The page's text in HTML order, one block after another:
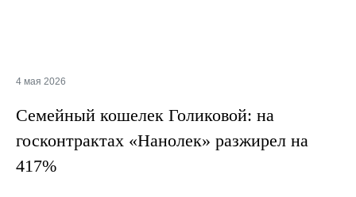
4 мая 2026
Семейный кошелек Голиковой: на
госконтрактах «Нанолек» разжирел на
417%